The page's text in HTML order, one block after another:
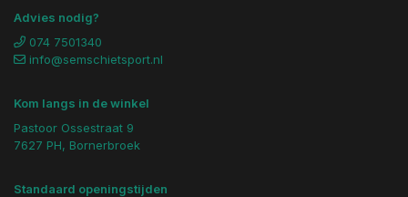
Advies nodig?
074 7501340
info@semschietsport.nl
Kom langs in de winkel
Pastoor Ossestraat 9
7627 PH, Bornerbroek
Standaard openingstijden